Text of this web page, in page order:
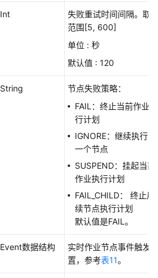
Int
失败重试时间间隔。取
范围[5, 600]
单位 : 秒
默认值 : 120
String
节点失败策略：
FAIL：终止当前作业执
行计划
IGNORE：继续执行下
一个节点
SUSPEND：挂起当前
作业执行计划
FAIL_CHILD： 终止后
续节点执行计划
默认值是FAIL。
Event数据结构
实时作业节点事件触发
置，参考表11。